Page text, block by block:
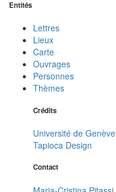
Entités
Lettres
Lieux
Carte
Ouvrages
Personnes
Thèmes
Crédits
Université de Genève
Tapioca Design
Contact